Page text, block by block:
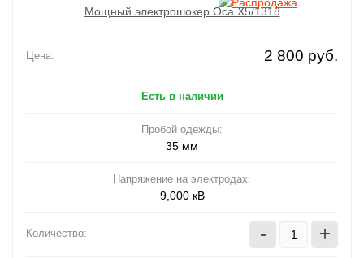
Мощный электрошокер Oса X5/1318
Цена: 2 800 руб.
Есть в наличии
Пробой одежды:
35 мм
Напряжение на электродах:
9,000 кВ
Количество: - +